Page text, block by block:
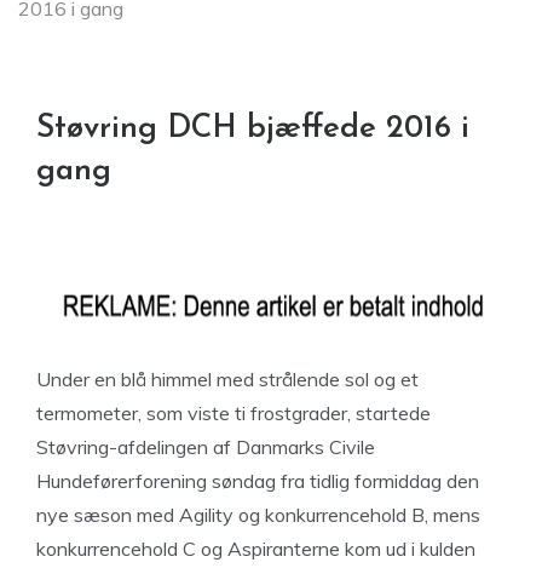
2016 i gang
Støvring DCH bjæffede 2016 i
gang
Under en blå himmel med strålende sol og et
termometer, som viste ti frostgrader, startede
Støvring-afdelingen af Danmarks Civile
Hundeførerforening søndag fra tidlig formiddag den
nye sæson med Agility og konkurrencehold B, mens
konkurrencehold C og Aspiranterne kom ud i kulden